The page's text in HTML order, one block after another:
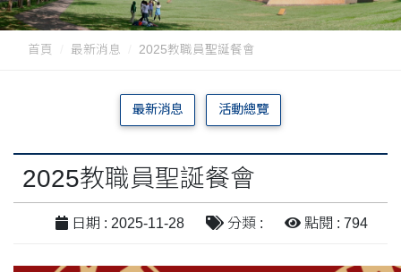
首頁 最新消息 2025教職員聖誕餐會
最新消息 活動總覽
2025教職員聖誕餐會
日期 : 2025-11-28 分類 : 點閱 : 794